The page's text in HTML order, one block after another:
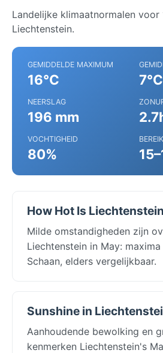
Landelijke klimaatnormalen voor
Liechtenstein.
GEMIDDELDE MAXIMUM
16°C 7°C
NEERSLAG
196 mm
VOCHTIGHEID
80%
BEREIK
How Hot Is
Milde omstandigheden zijn
Liechtenstein in May: maxima
Schaan, elders vergelijkbaar.
Sunshine in
Aanhoudende bewolking en
kenmerken Liechtenstein's